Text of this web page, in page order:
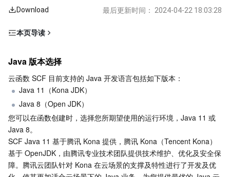
专用宿主机
弹性伸缩
自动化助手
DDoS 防护
安全加速 SCDN
多网聚合加速（腾讯云聚通）
容器服务
服务网格
容器镜像服务
云原生分布式云中心
分布式云
本地专用集群
边缘可用区
专属可用区
微服务
弹性微服务
注册配置治理
Serverless
云函数
基础存储服务
Download 最后更新时间： 2024-04-22 18:03:28
本页导读
相关环境变量
注意事项
Java 版本选择
云函数 SCF 目前支持的 Java 开发语言包括如下版本：
Java 11（Kona JDK）
Java 8（Open JDK）
您可以在函数创建时，选择您所期望使用的运行环境，Java 11 或
Java 8。
SCF Java 11 基于腾讯 Kona 提供，腾讯 Kona（Tencent Kona）
基于 OpenJDK，由腾讯专业技术团队提供技术维护、优化及安全保
障。腾讯云团队针对 Kona 在云场景的支撑及特性进行了开发及优